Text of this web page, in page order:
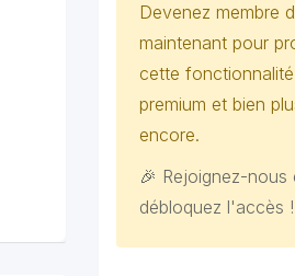
Devenez membre
maintenant pour
cette fonctionnalité
premium et bien
encore.
🎉 Rejoignez-nous
débloquez l'accès !